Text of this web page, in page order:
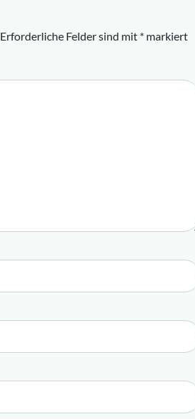
Erforderliche Felder sind mit * markiert